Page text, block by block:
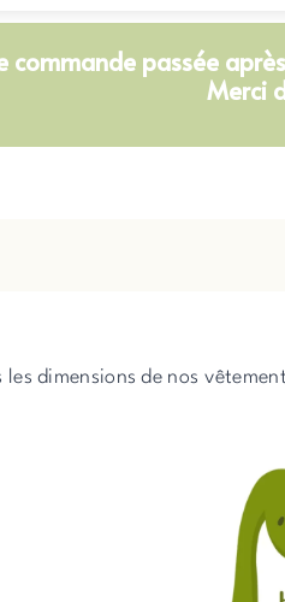
commande passée
Merci
les dimensions de nos